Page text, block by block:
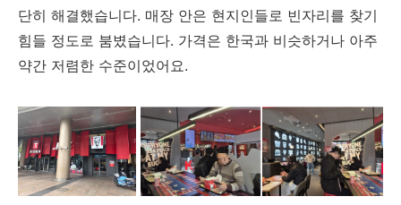
단히 해결했습니다. 매장 안은 현지인들로 빈자리를 찾기
힘들 정도로 붐볐습니다. 가격은 한국과 비슷하거나 아주
약간 저렴한 수준이었어요.